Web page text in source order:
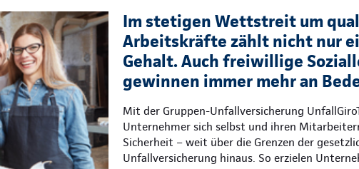
Im stetigen Wettstreit um
Arbeitskräfte zählt nicht nur
Gehalt. Auch freiwillige
gewinnen immer mehr an
Mit der Gruppen-Unfallversicherung
Unternehmer sich selbst und ihren
Sicherheit – weit über die Grenzen der
Unfallversicherung hinaus. So erzielen